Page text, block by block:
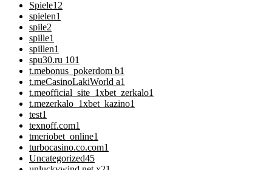
Spiele12
spielen1
spile2
spille1
spillen1
spu30.ru 101
t.mebonus_pokerdom b1
t.meCasinoLakiWorld a1
t.meofficial_site_1xbet_zerkalo1
t.mezerkalo_1xbet_kazino1
test1
texnoff.com1
tmeriobet_online1
turbocasino.co.com1
Uncategorized45